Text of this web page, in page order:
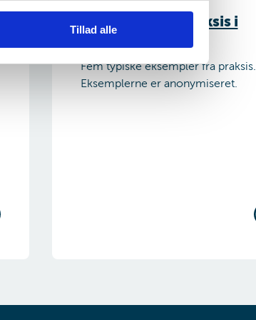
Tillad alle
Eksempler fra praksis i
Fem typiske eksempler fra praksis.
Eksemplerne er anonymiseret.